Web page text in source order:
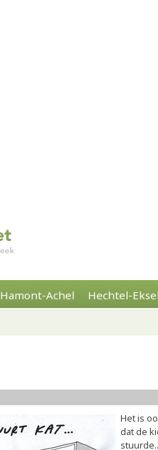
Hamont-Achel Hechtel-
Het is
dat de